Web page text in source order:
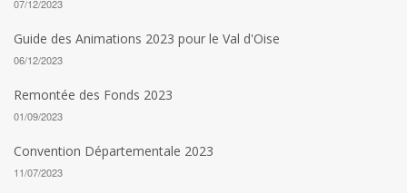
07/12/2023
Guide des Animations 2023 pour le Val d'Oise
06/12/2023
Remontée des Fonds 2023
01/09/2023
Convention Départementale 2023
11/07/2023